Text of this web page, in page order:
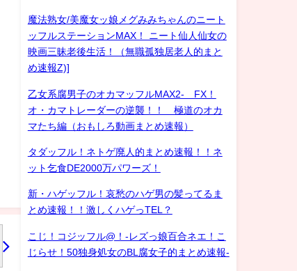
魔法熟女/美魔女ッ娘メグみみちゃんのニート
ッフルステーションMAX！ ニート仙人仙女の
映画三昧老後生活！（無職孤独居老人的まと
め速報Z)]
乙女系腐男子のオカマッフルMAX2- FX！
オ・カマトレーダーの逆襲！！ 極道のオカ
マたち編（おもしろ動画まとめ速報）
タダッフル！ネトゲ廃人的まとめ速報！！ネ
ット乞食DE2000万パワーズ！
新・ハゲッフル！哀愁のハゲ男の髪ってるま
とめ速報！！激しくハゲっTEL？
こじ！コジッフル@！-レズっ娘百合ネエ！こ
じらせ！50独身処女のBL腐女子的まとめ速報-